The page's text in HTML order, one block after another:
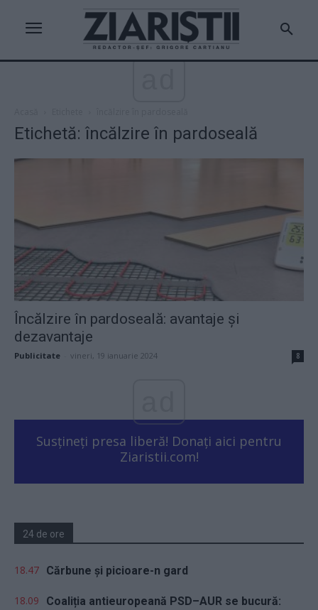
Etichetă: încălzire în pardoseală
Încălzire în pardoseală: avantaje și
dezavantaje
Publicitate vineri, 19 ianuarie 2024 8
Susțineți presa liberă! Donați aici pentru
Ziaristii.com!
24 de ore
18.47 Cărbune și picioare-n gard
18.09
Coaliția antieuropeană PSD–AUR se bucură: